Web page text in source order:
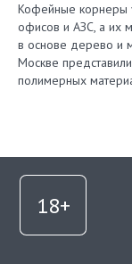
Кофейные корнеры
офисов и АЗС, а их
в основе дерево и
Москве
полимерных